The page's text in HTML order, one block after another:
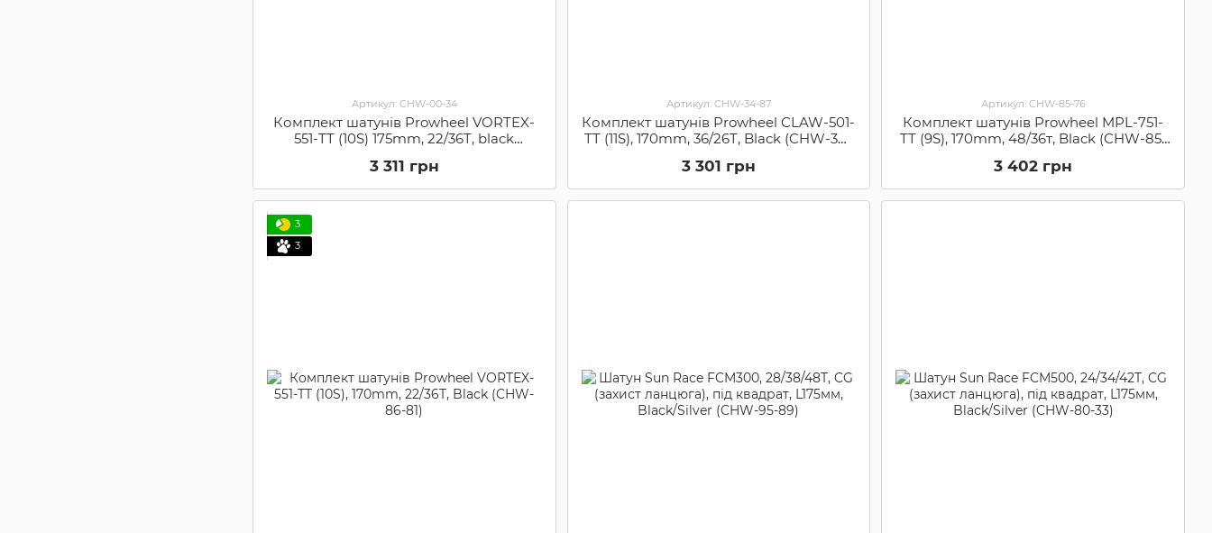
Артикул: CHW-00-34
Комплект шатунів Prowheel VORTEX-
551-TT (10S) 175mm, 22/36T, black
3 311 грн
Артикул: CHW-34-87
Комплект шатунів Prowheel CLAW-501-
TT (11S), 170mm, 36/26T, Black (CHW-34-
3 301 грн
Артикул: CHW-85-76
Комплект шатунів Prowheel MPL-751-
TT (9S), 170mm, 48/36т, Black (CHW-85-
3 402 грн
3
3